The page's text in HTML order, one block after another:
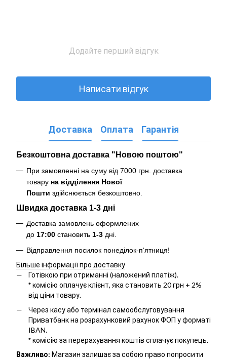
Додайте перший відгук
Написати відгук
Доставка Оплата Гарантія
Безкоштовна доставка "Новою поштою"
При замовленні на суму від 7000 грн. доставка
товару на відділення Нової
Пошти здійснюється безкоштовно
Швидка доставка 1-3 дні
Доставка замовлень оформлених
до 17:00 становить 1-3 дні.
Відправлення посилок понеділок-п‘ятниця!
Більше інформації про доставку
Готівкою при отриманні (наложений платіж).
*комісію оплачує клієнт, яка становить 20 грн + 2%
від ціни товару.
Через касу або термінал самообслуговування
Приватбанк на розрахунковий рахунок ФОП у форматі
IBAN.
*комісію за перерахування коштів сплачує покупець.
Важливо: Магазин залишає за собою право попросити